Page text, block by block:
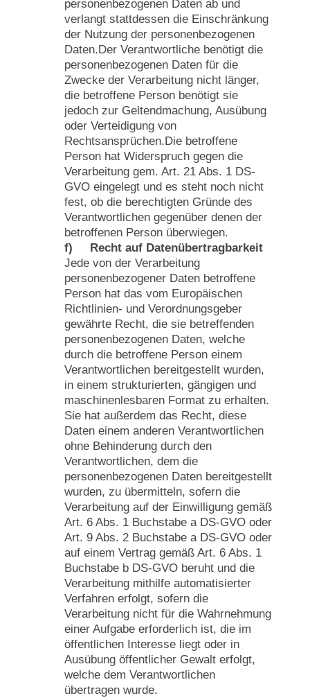
personenbezogenen Daten ab und
verlangt stattdessen die Einschränkung
der Nutzung der personenbezogenen
Daten.Der Verantwortliche benötigt die
personenbezogenen Daten für die
Zwecke der Verarbeitung nicht länger,
die betroffene Person benötigt sie
jedoch zur Geltendmachung, Ausübung
oder Verteidigung von
Rechtsansprüchen.Die betroffene
Person hat Widerspruch gegen die
Verarbeitung gem. Art. 21 Abs. 1 DS-
GVO eingelegt und es steht noch nicht
fest, ob die berechtigten Gründe des
Verantwortlichen gegenüber denen der
betroffenen Person überwiegen.
f) Recht auf Datenübertragbarkeit
Jede von der Verarbeitung
personenbezogener Daten betroffene
Person hat das vom Europäischen
Richtlinien- und Verordnungsgeber
gewährte Recht, die sie betreffenden
personenbezogenen Daten, welche
durch die betroffene Person einem
Verantwortlichen bereitgestellt wurden,
in einem strukturierten, gängigen und
maschinenlesbaren Format zu erhalten.
Sie hat außerdem das Recht, diese
Daten einem anderen Verantwortlichen
ohne Behinderung durch den
Verantwortlichen, dem die
personenbezogenen Daten bereitgestellt
wurden, zu übermitteln, sofern die
Verarbeitung auf der Einwilligung gemäß
Art. 6 Abs. 1 Buchstabe a DS-GVO oder
Art. 9 Abs. 2 Buchstabe a DS-GVO oder
auf einem Vertrag gemäß Art. 6 Abs. 1
Buchstabe b DS-GVO beruht und die
Verarbeitung mithilfe automatisierter
Verfahren erfolgt, sofern die
Verarbeitung nicht für die Wahrnehmung
einer Aufgabe erforderlich ist, die im
öffentlichen Interesse liegt oder in
Ausübung öffentlicher Gewalt erfolgt,
welche dem Verantwortlichen
übertragen wurde.